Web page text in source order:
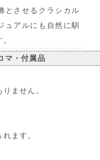
とさせるクラシカル
ュアルにも自然に馴
マ・付属品
ません。
ます。